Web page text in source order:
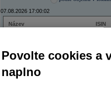
07.08.2026 17:00:02
Název
ISIN
ERSTE BANK
TMR
Povolte cookies a
naplno